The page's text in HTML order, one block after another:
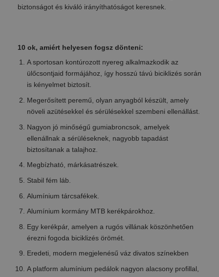
biztonságot és kiváló irányíthatóságot keresnek.
10 ok, amiért helyesen fogsz dönteni:
A sportosan kontúrozott nyereg alkalmazkodik az
ülőcsontjaid formájához, így hosszú távú biciklizés során
is kényelmet biztosít.
Megerősített peremű, olyan anyagból készült, amely
növeli azütésekkel és sérülésekkel szembeni ellenállást.
Nagyon jó minőségű gumiabroncsok, amelyek
ellenállnak a sérüléseknek, nagyobb tapadást
biztosítanak a talajhoz.
Megbízható, márkásatrészek.
Stabil fém láb.
Alumínium tárcsafékek.
Alumínium kormány MTB kerékpárokhoz.
Egy kerékpár, amelyen a rugós villának köszönhetően
érezni fogoda biciklizés örömét.
Eredeti, modern megjelenésű váz divatos színekben
A platform alumínium pedálok nagyon alacsony profillal,